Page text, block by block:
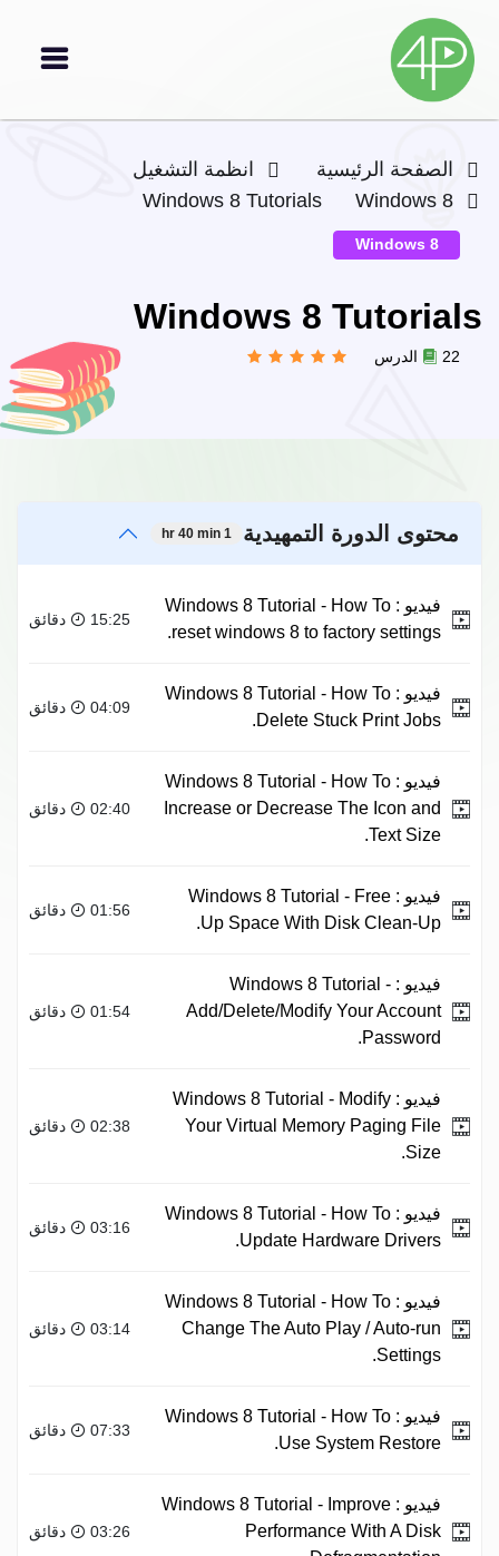
الصفحة الرئيسية
انظمة التشغيل
Windows 8
Windows 8 Tutorials
Windows 8
Windows 8 Tutorials
22 الدرس
محتوى الدورة التمهيدية 1 hr 40 min
فيديو : Windows 8 Tutorial - How To
reset windows 8 to factory settings.
15:25 دقائق
فيديو : Windows 8 Tutorial - How To
Delete Stuck Print Jobs.
04:09 دقائق
فيديو : Windows 8 Tutorial - How To
Increase or Decrease The Icon and
Text Size.
02:40 دقائق
فيديو : Windows 8 Tutorial - Free
Up Space With Disk Clean-Up.
01:56 دقائق
فيديو : Windows 8 Tutorial -
Add/Delete/Modify Your Account
Password.
01:54 دقائق
فيديو : Windows 8 Tutorial - Modify
Your Virtual Memory Paging File
Size.
02:38 دقائق
فيديو : Windows 8 Tutorial - How To
Update Hardware Drivers.
03:16 دقائق
فيديو : Windows 8 Tutorial - How To
Change The Auto Play / Auto-run
Settings.
03:14 دقائق
فيديو : Windows 8 Tutorial - How To
Use System Restore.
07:33 دقائق
فيديو : Windows 8 Tutorial - Improve
Performance With A Disk
03:26 دقائق